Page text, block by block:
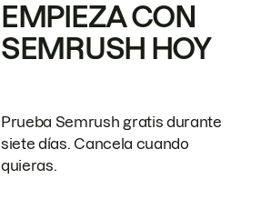
EMPIEZA CON
SEMRUSH HOY
Prueba Semrush gratis durante
siete días. Cancela cuando
quieras.